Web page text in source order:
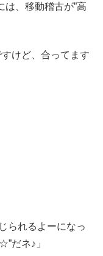
は、移動稽古が”高
すけど、合ってます
られるよーになっ
だネ♪」